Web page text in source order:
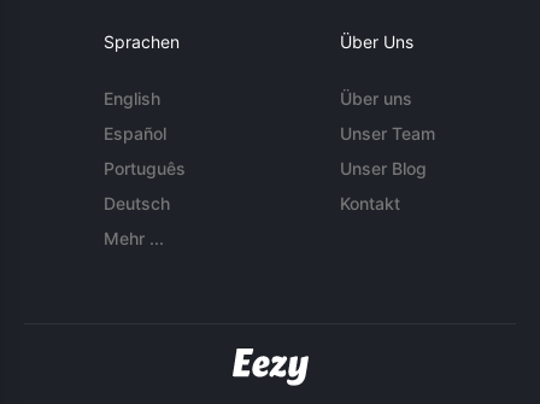
Sprachen
English
Español
Português
Deutsch
Mehr ...
Über Uns
Über uns
Unser Team
Unser Blog
Kontakt